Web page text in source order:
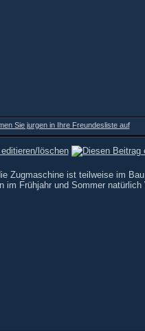
Zugmaschine ist teilweise im
Frühjahr und Sommer natürlich